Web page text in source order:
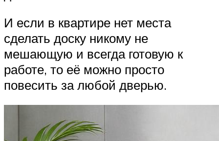
И если в квартире нет места
сделать доску никому не
мешающую и всегда готовую к
работе, то её можно просто
повесить за любой дверью.